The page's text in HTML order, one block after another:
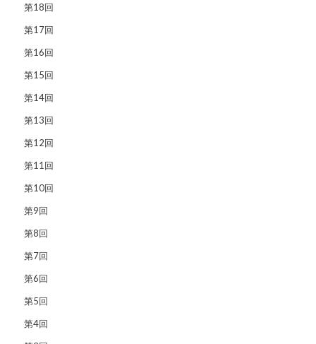
第18回
第17回
第16回
第15回
第14回
第13回
第12回
第11回
第10回
第9回
第8回
第7回
第6回
第5回
第4回